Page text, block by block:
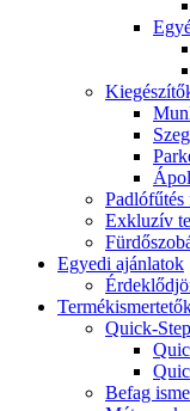
Padlófűtés
Exkluzív
Egyedi ajánlatok
Quick-Step
Befag